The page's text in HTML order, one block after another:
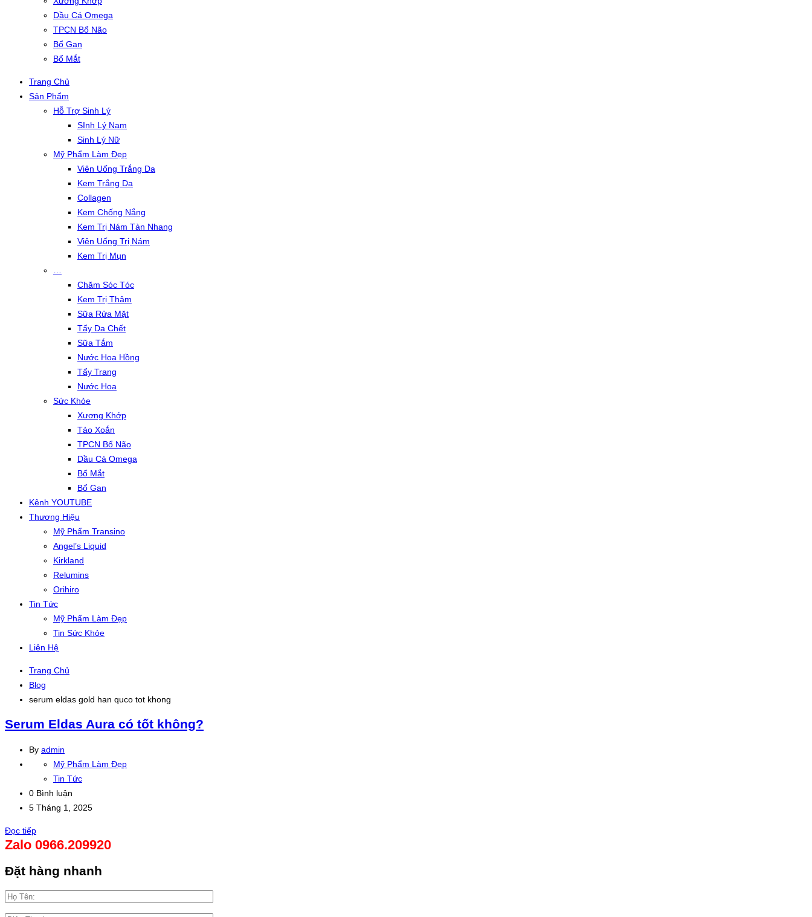
Dầu Cá Omega
TPCN Bổ Não
Bổ Gan
Bổ Mắt
Trang Chủ
Sản Phẩm
Hỗ Trợ Sinh Lý
SInh Lý Nam
Sinh Lý Nữ
Mỹ Phẩm Làm Đẹp
Viên Uống Trắng Da
Kem Trắng Da
Collagen
Kem Chống Nắng
Kem Trị Nám Tàn Nhang
Viên Uống Trị Nám
Kem Trị Mụn
Chăm Sóc Tóc
Kem Trị Thâm
Sữa Rửa Mặt
Tẩy Da Chết
Sữa Tắm
Nước Hoa Hồng
Tẩy Trang
Nước Hoa
Sức Khỏe
Xương Khớp
Tảo Xoắn
TPCN Bổ Não
Dầu Cá Omega
Bổ Mắt
Bổ Gan
Kênh YOUTUBE
Thương Hiệu
Mỹ Phẩm Transino
Angel’s Liquid
Kirkland
Relumins
Orihiro
Tin Tức
Mỹ Phẩm Làm Đẹp
Tin Sức Khỏe
Liên Hệ
Trang Chủ
Blog
serum eldas gold han quco tot khong
Serum Eldas Aura có tốt không?
By admin
Mỹ Phẩm Làm Đẹp
Tin Tức
0 Bình luận
5 Tháng 1, 2025
Đọc tiếp
Zalo 0966.209920
Đặt hàng nhanh